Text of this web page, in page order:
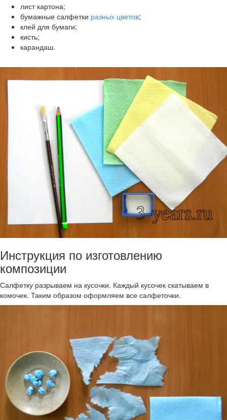
лист картона;
бумажные салфетки разных цветов;
клей для бумаги;
кисть;
карандаш.
Инструкция по изготовлению
композиции
Салфетку разрываем на кусочки. Каждый кусочек скатываем в
комочек. Таким образом оформляем все салфеточки.